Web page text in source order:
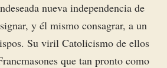
nueva independencia de
y él mismo consagrar, a un
Su viril Catolicismo de ellos
que tan pronto como